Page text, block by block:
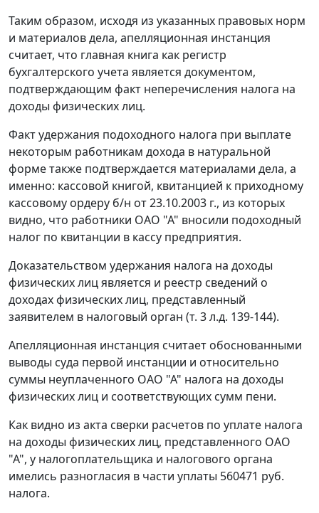
Таким образом, исходя из указанных правовых норм
и материалов дела, апелляционная инстанция
считает, что главная книга как регистр
бухгалтерского учета является документом,
подтверждающим факт неперечисления налога на
доходы физических лиц.
Факт удержания подоходного налога при выплате
некоторым работникам дохода в натуральной
форме также подтверждается материалами дела, а
именно: кассовой книгой, квитанцией к приходному
кассовому ордеру б/н от 23.10.2003 г., из которых
видно, что работники ОАО "А" вносили подоходный
налог по квитанции в кассу предприятия.
Доказательством удержания налога на доходы
физических лиц является и реестр сведений о
доходах физических лиц, представленный
заявителем в налоговый орган (т. 3 л.д. 139-144).
Апелляционная инстанция считает обоснованными
выводы суда первой инстанции и относительно
суммы неуплаченного ОАО "А" налога на доходы
физических лиц и соответствующих сумм пени.
Как видно из акта сверки расчетов по уплате налога
на доходы физических лиц, представленного ОАО
"А", у налогоплательщика и налогового органа
имелись разногласия в части уплаты 560471 руб.
налога.